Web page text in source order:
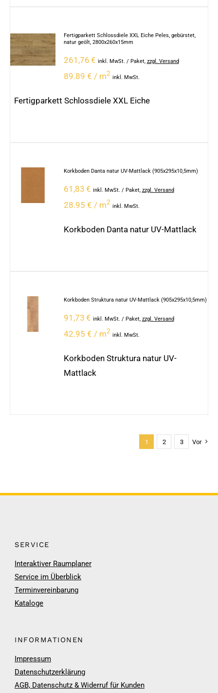
Fertigparkett Schlossdiele XXL Eiche Peles, gebürstet,
natur geölt, 2800x260x15mm
261,76 € inkl. MwSt. / Paket, zzgl. Versand
89.89 € / m2
inkl. MwSt.
Fertigparkett Schlossdiele XXL Eiche
Korkboden Danta natur UV-Mattlack (905x295x10,5mm)
61,83 € inkl. MwSt. / Paket, zzgl. Versand
28.95 € / m2
inkl. MwSt.
Korkboden Danta natur UV-Mattlack
Korkboden Struktura natur UV-Mattlack (905x295x10,5mm)
91,73 € inkl. MwSt. / Paket, zzgl. Versand
42.95 € / m2
inkl. MwSt.
Korkboden Struktura natur UV-
Mattlack
1 2 3 Vor
SERVICE
Interaktiver Raumplaner
Service im Überblick
Terminvereinbarung
Kataloge
INFORMATIONEN
Impressum
Datenschutzerklärung
AGB, Datenschutz & Widerruf für Kunden